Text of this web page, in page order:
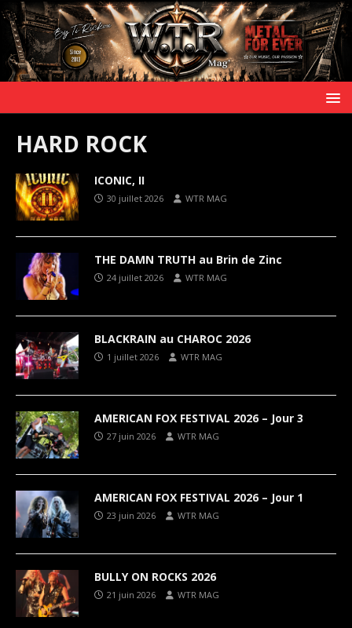
HARD ROCK
ICONIC, II
30 juillet 2026 WTR MAG
THE DAMN TRUTH au Brin de Zinc
24 juillet 2026 WTR MAG
BLACKRAIN au CHAROC 2026
1 juillet 2026 WTR MAG
AMERICAN FOX FESTIVAL 2026 – Jour 3
27 juin 2026 WTR MAG
AMERICAN FOX FESTIVAL 2026 – Jour 1
23 juin 2026 WTR MAG
BULLY ON ROCKS 2026
21 juin 2026 WTR MAG